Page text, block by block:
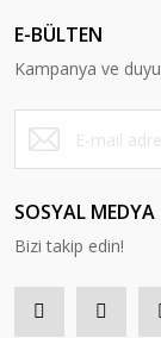
Yonex
BG80 Power 10m
660,00 TL
E-BÜLTEN
Kampanya ve
SOSYAL MEDYA
Bizi takip edin!